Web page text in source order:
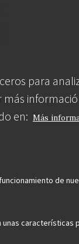
para
más
en: Más
de
unas características